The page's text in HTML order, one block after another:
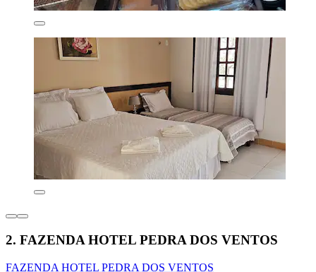
2. FAZENDA HOTEL PEDRA DOS VENTOS
FAZENDA HOTEL PEDRA DOS VENTOS